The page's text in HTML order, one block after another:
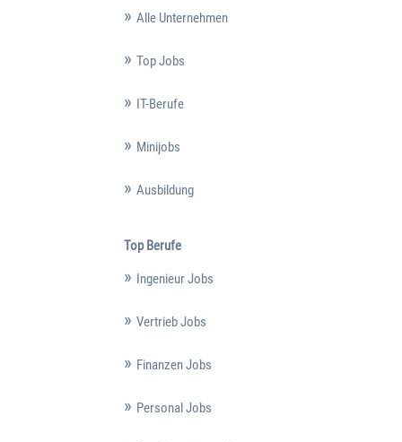
Alle Unternehmen
Top Jobs
IT-Berufe
Minijobs
Ausbildung
Top Berufe
Ingenieur Jobs
Vertrieb Jobs
Finanzen Jobs
Personal Jobs